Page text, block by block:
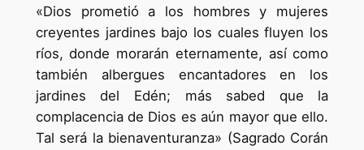
«Dios prometió a los hombres y mujeres
creyentes jardines bajo los cuales fluyen los
ríos, donde morarán eternamente, así como
también albergues encantadores en los
jardines del Edén; más sabed que la
complacencia de Dios es aún mayor que ello.
Tal será la bienaventuranza» (Sagrado Corán